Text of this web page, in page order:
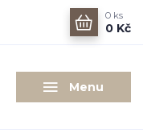
Menu
0 ks
0 Kč